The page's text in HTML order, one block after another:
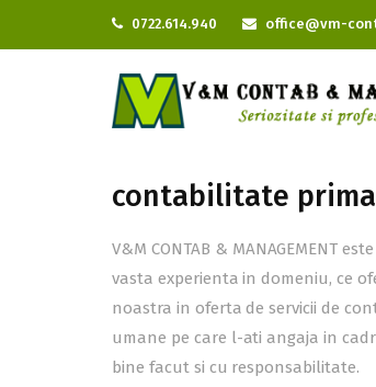
0722.614.940 office@vm-
contabilitate
V&M CONTAB & MANAGEMENT
vasta experienta in domeniu, ce
noastra in oferta de servicii de
umane pe care l-ati angaja in
bine facut si cu responsabilitate.